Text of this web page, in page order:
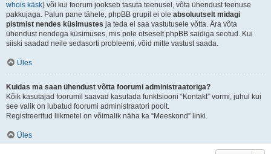
whois käsk) või kui foorum jookseb tasuta teenusel, võta ühendust teenuse
pakkujaga. Palun pane tähele, phpBB grupil ei ole absoluutselt midagi
pistmist nendes küsimustes ja teda ei saa vastutusele võtta. Ära võta
ühendust nendega küsimuses, mis pole otseselt phpBB saidiga seotud. Kui
siiski saadad neile sedasorti probleemi, võid mitte vastust saada.
Üles
Kuidas ma saan ühendust võtta foorumi administraatoriga?
Kõik kasutajad foorumil saavad kasutada funktsiooni “Kontakt” vormi, juhul kui
see valik on lubatud foorumi administraatori poolt.
Registreeritud liikmetel on võimalik näha ka “Meeskond” linki.
Üles